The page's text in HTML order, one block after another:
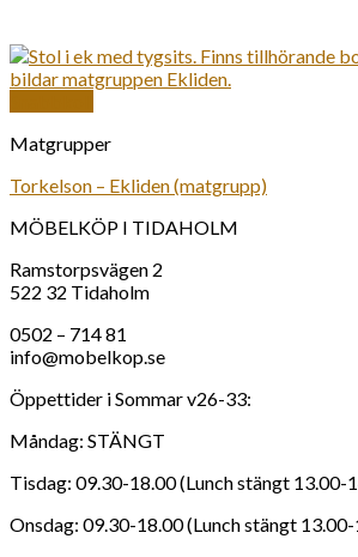
Matgrupper
Torkelson – Ekliden (matgrupp)
MÖBELKÖP I TIDAHOLM
Ramstorpsvägen 2
522 32 Tidaholm
0502 – 714 81
info@mobelkop.se
Öppettider i Sommar v26-33:
Måndag: STÄNGT
Tisdag: 09.30-18.00 (Lunch stängt 13.00-
Onsdag: 09.30-18.00 (Lunch stängt